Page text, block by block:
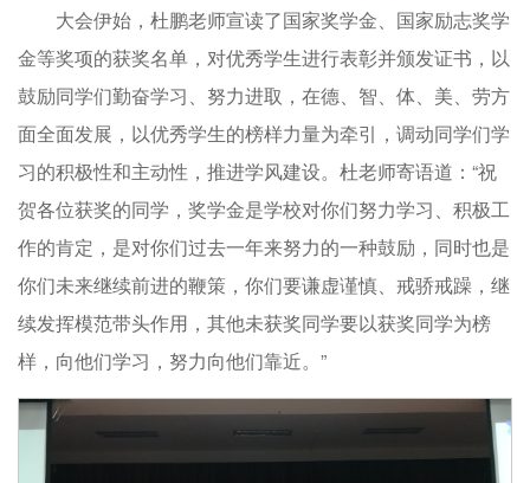
大会伊始，杜鹏老师宣读了国家奖学金、国家励志奖学
金等奖项的获奖名单，对优秀学生进行表彰并颁发证书，以
鼓励同学们勤奋学习、努力进取，在德、智、体、美、劳方
面全面发展，以优秀学生的榜样力量为牵引，调动同学们学
习的积极性和主动性，推进学风建设。杜老师寄语道：“祝
贺各位获奖的同学，奖学金是学校对你们努力学习、积极工
作的肯定，是对你们过去一年来努力的一种鼓励，同时也是
你们未来继续前进的鞭策，你们要谦虚谨慎、戒骄戒躁，继
续发挥模范带头作用，其他未获奖同学要以获奖同学为榜
样，向他们学习，努力向他们靠近。”